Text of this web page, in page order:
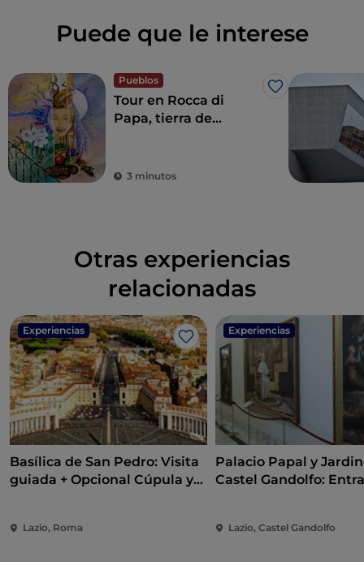
Puede que le interese
Pueblos
Me gusta
Tour en Rocca di
Papa, tierra de
3 minutos
Otras experiencias
relacionadas
Experiencias
Me gusta
Basílica de San Pedro: Visita
guiada + Opcional Cúpula y
Lazio, Roma
Experiencias
Palacio Papal y
Castel Gandolfo:
Lazio, Castel Gandolfo